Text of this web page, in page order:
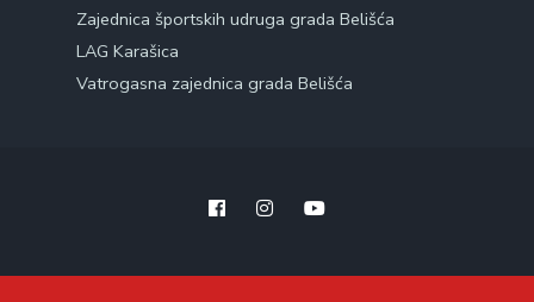
Zajednica športskih udruga grada Belišća
LAG Karašica
Vatrogasna zajednica grada Belišća